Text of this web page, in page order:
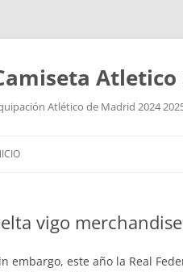
Atletico
Atlético de Madrid 2024
vigo merchandise
embargo, este año la Real